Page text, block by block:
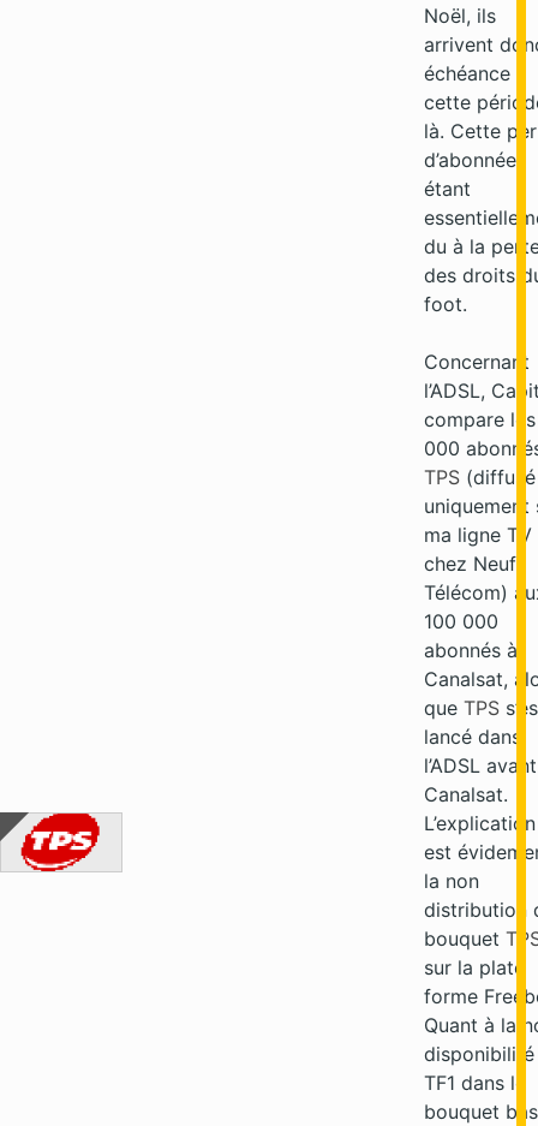
Noël, ils
arrivent
échéance à
cette
là. Cette
d’abonnée
étant
du à la
des droits
foot.
Concernant
l’ADSL,
compare
000
TPS (diffusé
uniquement
ma ligne TV
chez Neuf
Télécom)
100 000
abonnés à
Canalsat,
que TPS
lancé dans
l’ADSL avant
Canalsat.
est
la non
distribution
bouquet
sur la plate
forme
Quant à la
TF1 dans le
bouquet